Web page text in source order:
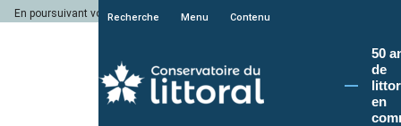
En poursuivant votre navigation sur le site du Conservatoire du littoral, vous
Recherche Menu Contenu
50
de
en